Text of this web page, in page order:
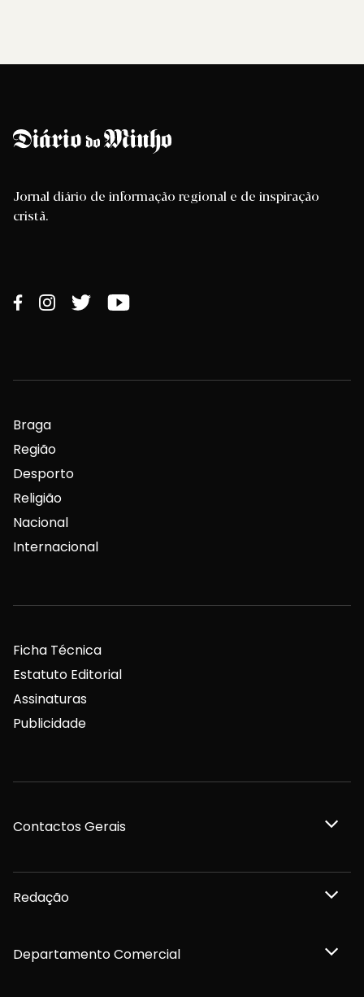
Jornal diário de informação regional e de inspiração
cristã.
Braga
Região
Desporto
Religião
Nacional
Internacional
Ficha Técnica
Estatuto Editorial
Assinaturas
Publicidade
Contactos Gerais
Redação
Departamento Comercial